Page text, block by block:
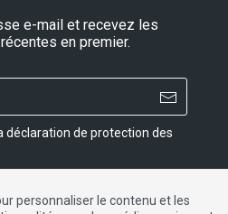
e-mail et recevez les
en premier.
déclaration de protection des
personnaliser le contenu et les